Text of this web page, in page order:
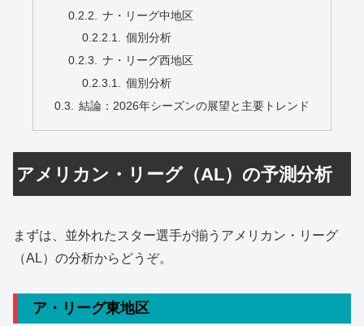
ナ・リーグ中地区
個別分析
ナ・リーグ西地区
個別分析
結論：2026年シーズンの展望と主要トレンド
アメリカン・リーグ（AL）の予測分析
まずは、並外れたスター選手が揃うアメリカン・リーグ
（AL）の分析からどうぞ。
ア・リーグ東地区